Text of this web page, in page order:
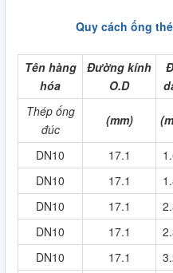
Quy cách ống
Tên hàng
hóa
Đường kính
O.D
Thép ống
đúc
(mm)
DN10 17.1
DN10
17.1
DN10
17.1
DN10
17.1
DN10
17.1